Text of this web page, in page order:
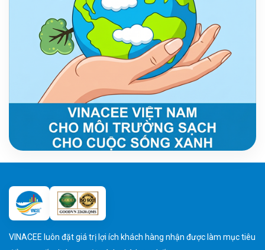
VINACEE luôn đặt giá trị lợi ích khách hàng nhận được làm mục tiêu